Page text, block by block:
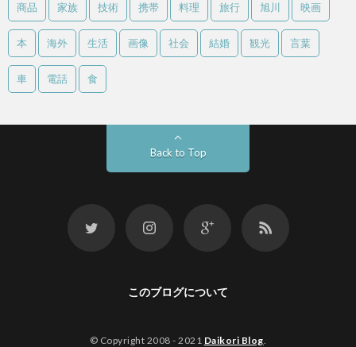
商品 家族 技術 携帯 料理 旅行 旭川 映画
本 海外 生活 画像 社会 結婚 観光 言葉
車 電話 食
Back to Top
このブログについて
© Copyright 2008 - 2021 Daikori Blog.